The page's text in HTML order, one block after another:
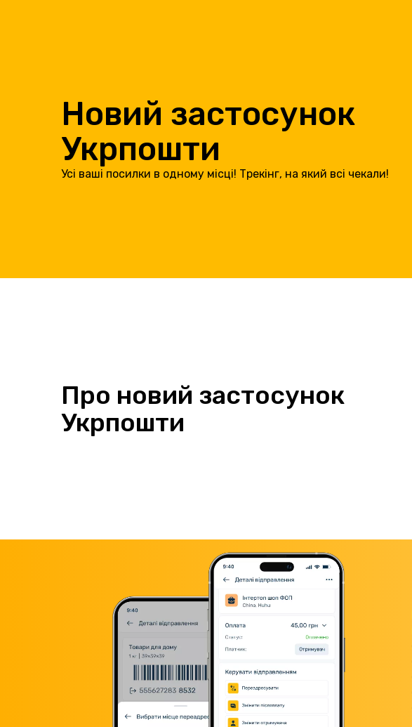
Новий застосунок
Укрпошти
Усі ваші посилки в одному місці! Трекінг, на який всі чекали!
Про новий застосунок
Укрпошти